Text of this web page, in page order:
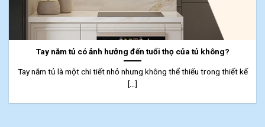
Tay nắm tủ có ảnh hưởng đến tuổi thọ của tủ không?
Tay nắm tủ là một chi tiết nhỏ nhưng không thể thiếu trong thiết kế
[...]